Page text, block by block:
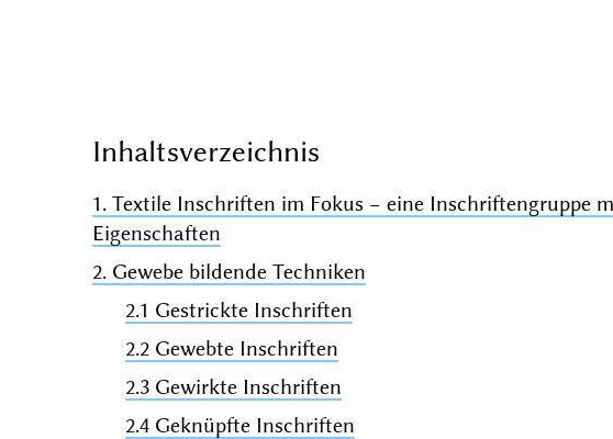
Inhaltsverzeichnis
1. Textile Inschriften im Fokus − eine Inschriftengruppe
Eigenschaften
2. Gewebe bildende Techniken
2.1 Gestrickte Inschriften
2.2 Gewebte Inschriften
2.3 Gewirkte Inschriften
2.4 Geknüpfte Inschriften